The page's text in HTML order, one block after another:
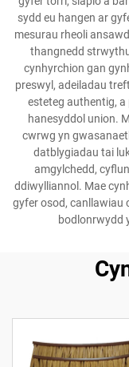
sydd eu hangen ar
mesurau rheoli
thangnedd
cynhyrchion gan
preswyl, adeiladau
esteteg authentig,
hanesyddol union.
cwrwg yn
datblygiadau tai
amgylchedd,
ddiwylliannol. Mae
gyfer osod, canllawiau
bodlonrwydd